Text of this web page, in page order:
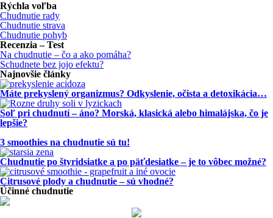
Rýchla voľba
Chudnutie rady
Chudnutie strava
Chudnutie pohyb
Recenzia – Test
Na chudnutie – čo a ako pomáha?
Schudnete bez jojo efektu?
Najnovšie články
Máte prekyslený organizmus? Odkyslenie, očista a detoxikácia…
Soľ pri chudnutí – áno? Morská, klasická alebo himalájska, čo je
lepšie?
3 smoothies na chudnutie sú tu!
Chudnutie po štyridsiatke a po päťdesiatke – je to vôbec možné?
Citrusové plody a chudnutie – sú vhodné?
Účinné chudnutie